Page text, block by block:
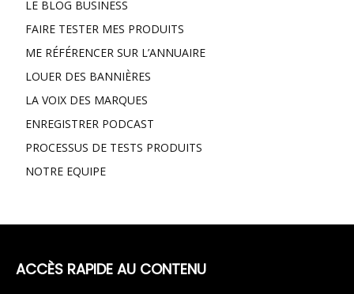
LE BLOG BUSINESS
FAIRE TESTER MES PRODUITS
ME RÉFÉRENCER SUR L’ANNUAIRE
LOUER DES BANNIÈRES
LA VOIX DES MARQUES
ENREGISTRER PODCAST
PROCESSUS DE TESTS PRODUITS
NOTRE EQUIPE
ACCÈS RAPIDE AU CONTENU